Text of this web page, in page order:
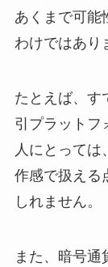
あくまで可能
わけではあり
たとえば、す
引プラットフ
人にとって
作感で扱える
しれません。
また、暗号通